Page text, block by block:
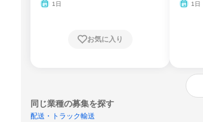
1日
お気に入り
1日
同じ業種の募集を探す
配送・トラック輸送